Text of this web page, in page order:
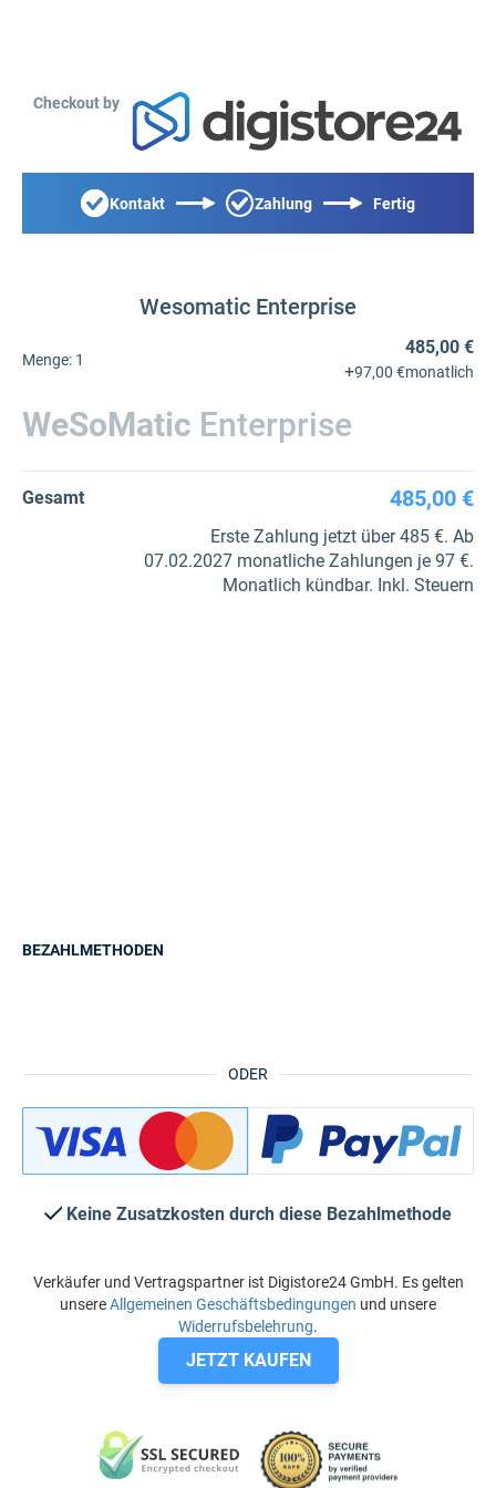
Checkout by
Kontakt Zahlung Fertig
Wesomatic Enterprise
Menge: 1
485,00 €
+97,00 €monatlich
WeSoMatic Enterprise
Gesamt 485,00 €
Erste Zahlung jetzt über 485 €. Ab
07.02.2027 monatliche Zahlungen je 97 €.
Monatlich kündbar. Inkl. Steuern
ODER
BEZAHLMETHODEN
Keine Zusatzkosten durch diese Bezahlmethode
Verkäufer und Vertragspartner ist Digistore24 GmbH. Es gelten
unsereAllgemeinen Geschäftsbedingungen und unsere
Widerrufsbelehrung.
JETZT KAUFEN